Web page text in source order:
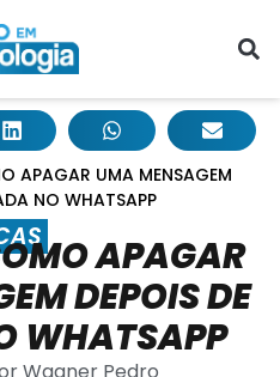
APAGAR UMA MENSAGEM
NO WHATSAPP
APAGAR
DEPOIS DE
WHATSAPP